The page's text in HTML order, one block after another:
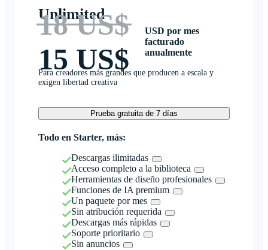
Unlimited
18 US$
15 US$
USD por mes
facturado
anualmente
Para creadores más grandes que producen a escala y
exigen libertad creativa
Prueba gratuita de 7 días
Todo en Starter, más:
Descargas ilimitadas
Acceso completo a la biblioteca
Herramientas de diseño profesionales
Funciones de IA premium
Un paquete por mes
Sin atribución requerida
Descargas más rápidas
Soporte prioritario
Sin anuncios